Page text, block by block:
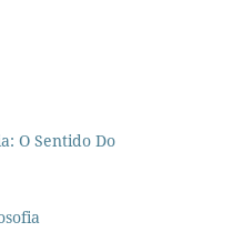
O Sentido Do